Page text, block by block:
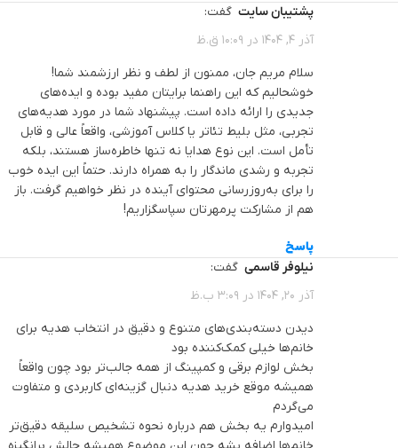
پشتیبان سایت گفت:
آذر 4, 1404 در 10:09 ق.ظ
سلام مریم جان، ممنون از لطف و نظر ارزشمند شما!
خوشحالیم که این راهنما برایتان مفید بوده و ایده‌های
جدیدی را ارائه داده است. پیشنهاد شما در مورد هدیه‌های
تجربی، مثل بلیط تئاتر یا کلاس آموزشی، واقعاً عالی و قابل
تأمل است. این نوع هدایا نه تنها خاطره‌ساز هستند، بلکه
تجربه و رشدی ماندگار را به همراه دارند. حتماً این ایده خوب
را برای به‌روزرسانی محتوای آینده در نظر خواهیم گرفت. باز
هم از مشارکت پرمهرتان سپاسگزاریم!
پاسخ
نیلوفر قاسمی گفت:
آذر 20, 1404 در 3:09 ب.ظ
دیدن دسته‌بندی‌های متنوع و دقیق در انتخاب هدیه برای
خانم‌ها خیلی کمک‌کننده بود
بخش لوازم برقی و کمپینگ از همه جالب‌تر بود چون واقعاً
همیشه موقع خرید هدیه دنبال گزینه‌ای کاربردی و متفاوت
می‌گردم
امیدوارم یه بخش هم درباره نحوه تشخیص سلیقه دقیق‌تر